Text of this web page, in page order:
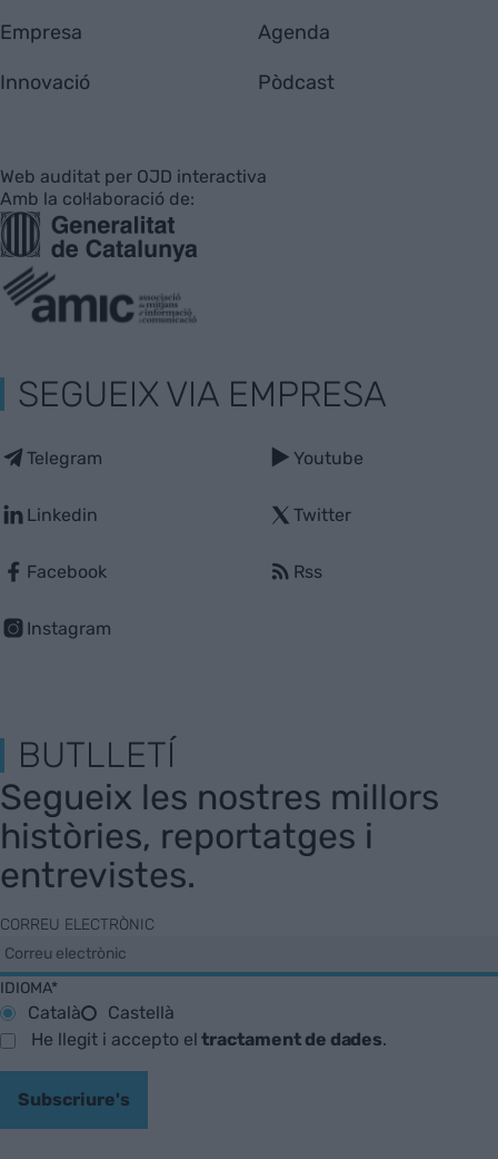
Empresa
Innovació
Agenda
Pòdcast
Web auditat per OJD interactiva
Amb la col·laboració de:
SEGUEIX VIA EMPRESA
Telegram
Linkedin
Facebook
Instagram
Youtube
Twitter
Rss
BUTLLETÍ
Segueix les nostres millors
històries, reportatges i
entrevistes.
CORREU ELECTRÒNIC
IDIOMA*
Català
Castellà
He llegit i accepto eltractament de dades.
Subscriure's